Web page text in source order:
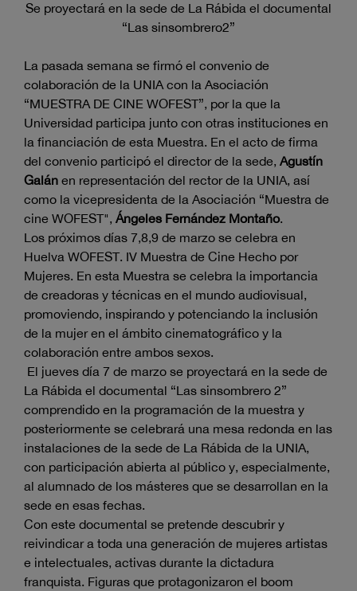
Se proyectará en la sede de La Rábida el documental
“Las sinsombrero2”
La pasada semana se firmó el convenio de
colaboración de la UNIA con la Asociación
“MUESTRA DE CINE WOFEST”, por la que la
Universidad participa junto con otras instituciones en
la financiación de esta Muestra. En el acto de firma
del convenio participó el director de la sede, Agustín
Galán en representación del rector de la UNIA, así
como la vicepresidenta de la Asociación “Muestra de
cine WOFEST", Ángeles Fernández Montaño.
Los próximos días 7,8,9 de marzo se celebra en
Huelva WOFEST. IV Muestra de Cine Hecho por
Mujeres. En esta Muestra se celebra la importancia
de creadoras y técnicas en el mundo audiovisual,
promoviendo, inspirando y potenciando la inclusión
de la mujer en el ámbito cinematográfico y la
colaboración entre ambos sexos.
El jueves día 7 de marzo se proyectará en la sede de
La Rábida el documental “Las sinsombrero 2”
comprendido en la programación de la muestra y
posteriormente se celebrará una mesa redonda en las
instalaciones de la sede de La Rábida de la UNIA,
con participación abierta al público y, especialmente,
al alumnado de los másteres que se desarrollan en la
sede en esas fechas.
Con este documental se pretende descubrir y
reivindicar a toda una generación de mujeres artistas
e intelectuales, activas durante la dictadura
franquista. Figuras que protagonizaron el boom